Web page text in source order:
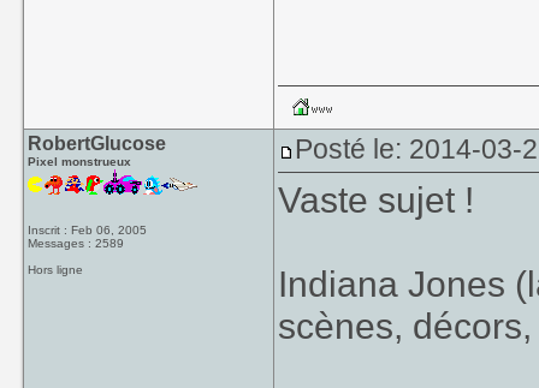
RobertGlucose
Pixel monstrueux
Inscrit : Feb 06, 2005
Messages : 2589
Hors ligne
Posté le: 2014-03-
Vaste sujet !
Indiana Jones
scènes,